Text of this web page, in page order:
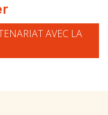
AVEC LA